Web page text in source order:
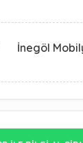
İnegöl